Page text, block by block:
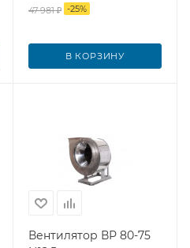
47 981₽ -25%
В КОРЗИНУ
Вентилятор ВР 80-75